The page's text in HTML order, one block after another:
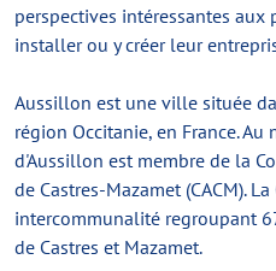
perspectives intéressantes aux
installer ou y créer leur
Aussillon est une ville située
région Occitanie, en France.
d'Aussillon est membre de la
de Castres-Mazamet (CACM).
intercommunalité regroupant
de Castres et Mazamet.